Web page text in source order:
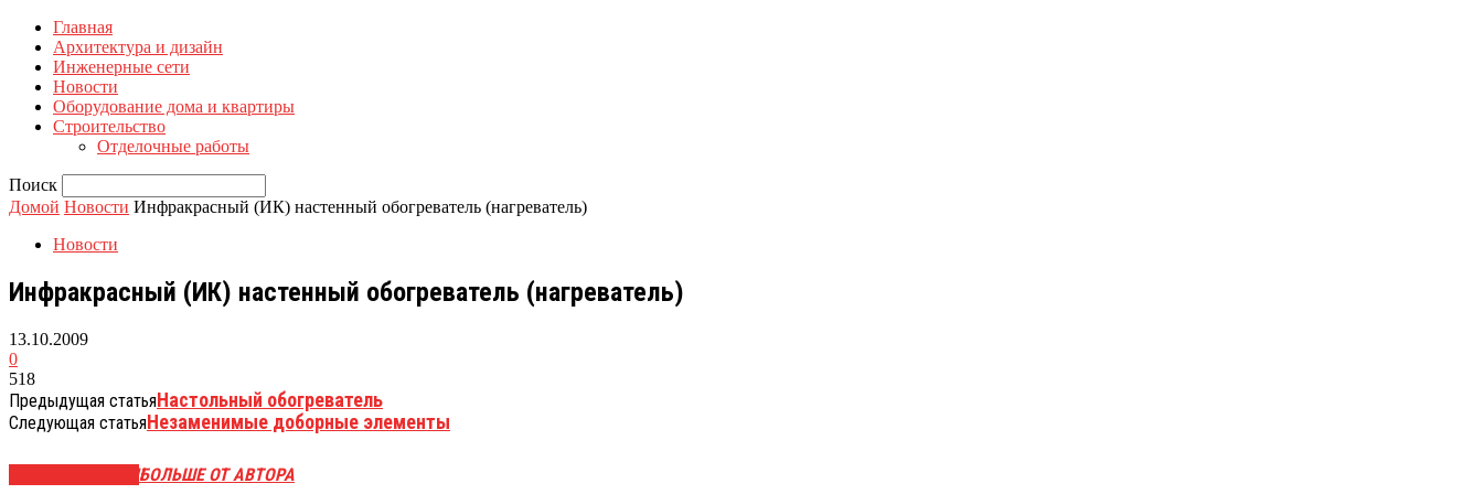
Главная
Архитектура и дизайн
Инженерные сети
Новости
Оборудование дома и квартиры
Строительство
Отделочные работы
Поиск
Домой Новости Инфракрасный (ИК) настенный обогреватель (нагреватель)
Новости
Инфракрасный (ИК) настенный обогреватель (нагреватель)
13.10.2009
0
518
Предыдущая статьяНастольный обогреватель
Следующая статьяНезаменимые доборные элементы
БОЛЬШЕ ОТ АВТОРА